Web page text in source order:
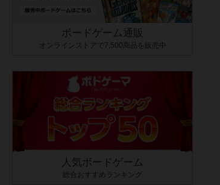
ボードゲーム通販
オンラインストアで7,500商品を販売中
人気ボードゲーム
総合おすすめランキング